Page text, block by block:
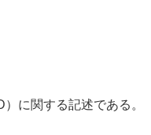
に関する記述である。